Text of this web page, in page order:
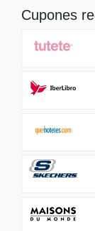
Cupones